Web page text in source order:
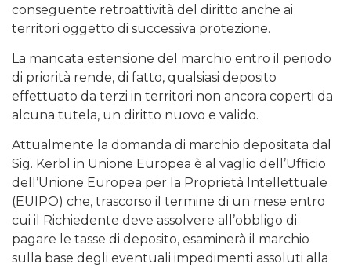
conseguente retroattività del diritto anche ai
territori oggetto di successiva protezione.
La mancata estensione del marchio entro il periodo
di priorità rende, di fatto, qualsiasi deposito
effettuato da terzi in territori non ancora coperti da
alcuna tutela, un diritto nuovo e valido.
Attualmente la domanda di marchio depositata dal
Sig. Kerbl in Unione Europea è al vaglio dell’Ufficio
dell’Unione Europea per la Proprietà Intellettuale
(EUIPO) che, trascorso il termine di un mese entro
cui il Richiedente deve assolvere all’obbligo di
pagare le tasse di deposito, esaminerà il marchio
sulla base degli eventuali impedimenti assoluti alla